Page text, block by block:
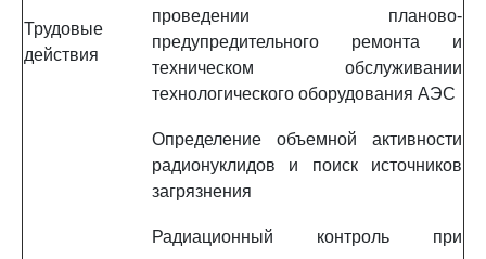
Трудовые
действия
проведении планово-
предупредительного ремонта и
техническом обслуживании
технологического оборудования АЭС
Определение объемной активности
радионуклидов и поиск источников
загрязнения
Радиационный контроль при